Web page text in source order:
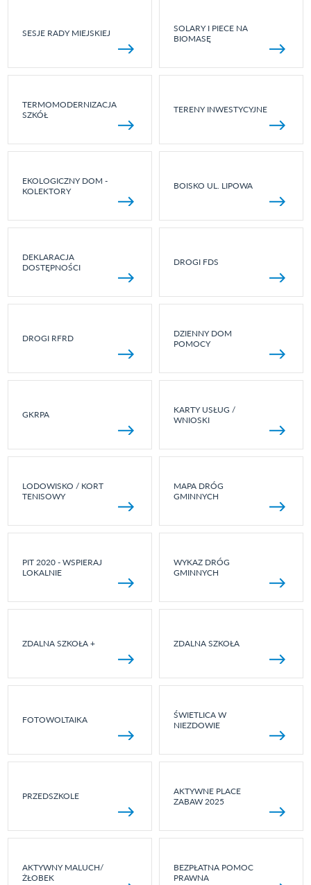
SESJE RADY MIEJSKIEJ
SOLARY I PIECE NA
BIOMASĘ
TERMOMODERNIZACJA
SZKÓŁ
TERENY INWESTYCYJNE
EKOLOGICZNY DOM -
KOLEKTORY
BOISKO UL. LIPOWA
DEKLARACJA
DOSTĘPNOŚCI
DROGI FDS
DROGI RFRD
DZIENNY DOM
POMOCY
GKRPA
KARTY USŁUG /
WNIOSKI
LODOWISKO / KORT
TENISOWY
MAPA DRÓG
GMINNYCH
PIT 2020 - WSPIERAJ
LOKALNIE
WYKAZ DRÓG
GMINNYCH
ZDALNA SZKOŁA + ZDALNA SZKOŁA
FOTOWOLTAIKA
ŚWIETLICA W
NIEZDOWIE
PRZEDSZKOLE
AKTYWNE PLACE
ZABAW 2025
AKTYWNY MALUCH/
ŻŁOBEK
BEZPŁATNA POMOC
PRAWNA